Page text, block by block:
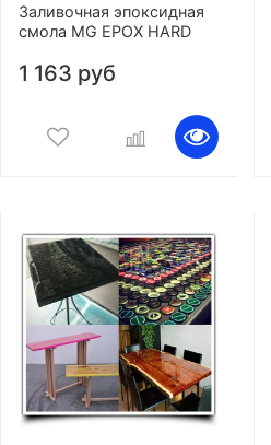
Заливочная эпоксидная
смола MG EPOX HARD
1 163 руб